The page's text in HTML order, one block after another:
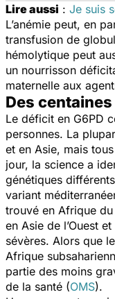
Lire aussi : Je suis
L’anémie peut, en
transfusion de
hémolytique peut
un nourrisson
maternelle aux
Des
Le déficit en G6PD
personnes. La
et en Asie, mais
jour, la science a
génétiques
variant
trouvé en Afrique
en Asie de l’Ouest
sévères. Alors que
Afrique
partie des moins
de la santé (OMS).